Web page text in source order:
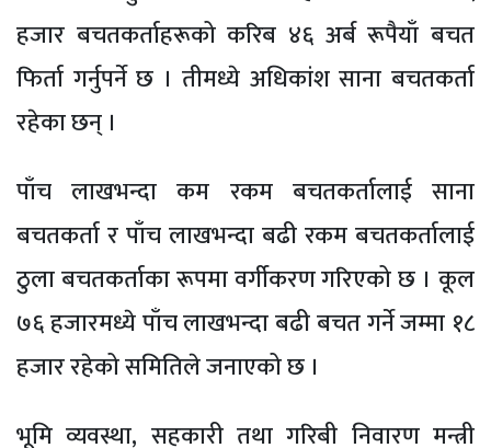
हजार बचतकर्ताहरूको करिब ४६ अर्ब रूपैयाँ बचत
फिर्ता गर्नुपर्ने छ । तीमध्ये अधिकांश साना बचतकर्ता
रहेका छन् ।
पाँच लाखभन्दा कम रकम बचतकर्तालाई साना
बचतकर्ता र पाँच लाखभन्दा बढी रकम बचतकर्तालाई
ठुला बचतकर्ताका रूपमा वर्गीकरण गरिएको छ । कूल
७६ हजारमध्ये पाँच लाखभन्दा बढी बचत गर्ने जम्मा १८
हजार रहेको समितिले जनाएको छ ।
भूमि व्यवस्था, सहकारी तथा गरिबी निवारण मन्त्री